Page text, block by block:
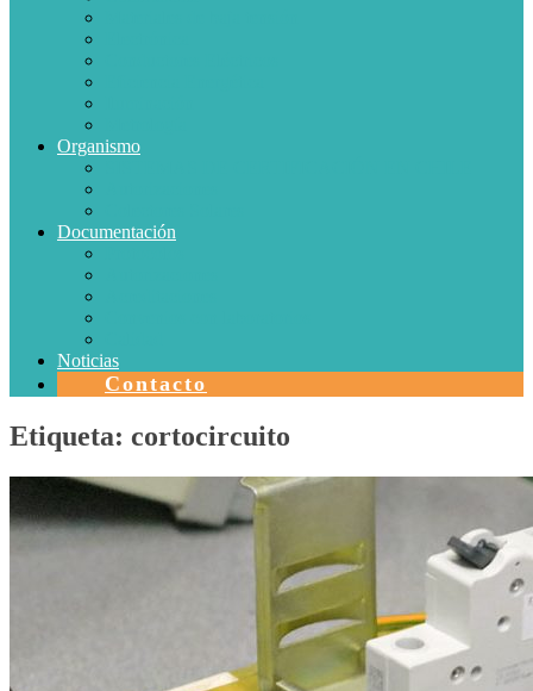
Organismo
Documentación
Noticias
Contacto
Etiqueta: cortocircuito